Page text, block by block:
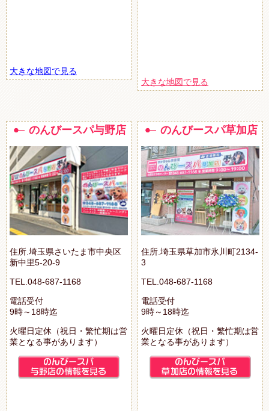
大きな地図で見る
大きな地図で見る
のんびースパ与野店
住所.埼玉県さいたま市中央区
新中里5-20-9
TEL.048-687-1168
電話受付
9時～18時迄
火曜日定休（祝日・繁忙期は営
業となる事があります）
のんびースパ草加店
住所.埼玉県草加市氷川町2134-
3
TEL.048-687-1168
電話受付
9時～18時迄
火曜日定休（祝日・繁忙期は営
業となる事があります）